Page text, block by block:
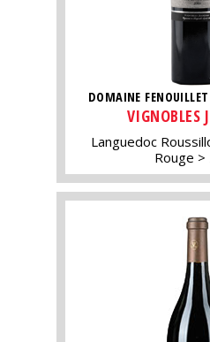
DOMAINE
VIGNOBLES
Languedoc
Rouge